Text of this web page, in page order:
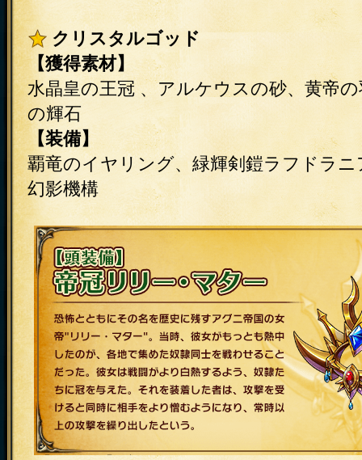
クリスタルゴッド
【獲得素材】
水晶皇の王冠 、アルケウスの砂、黄帝
の輝石
【装備】
覇竜のイヤリング、緑輝剣鎧ラフドラ
幻影機構